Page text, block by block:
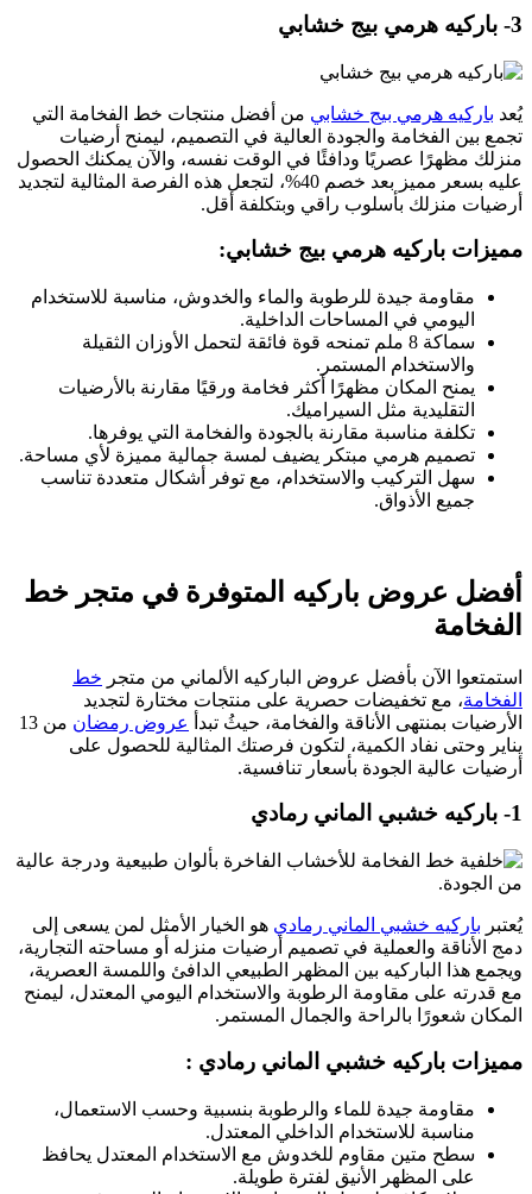
3- باركيه هرمي بيج خشابي
يُعد باركيه هرمي بيج خشابي من أفضل منتجات خط الفخامة التي
تجمع بين الفخامة والجودة العالية في التصميم، ليمنح أرضيات
منزلك مظهرًا عصريًا ودافئًا في الوقت نفسه، والآن يمكنك الحصول
عليه بسعر مميز بعد خصم 40%، لتجعل هذه الفرصة المثالية لتجديد
أرضيات منزلك بأسلوب راقي وبتكلفة أقل.
مميزات باركيه هرمي بيج خشابي:
مقاومة جيدة للرطوبة والماء والخدوش، مناسبة للاستخدام
اليومي في المساحات الداخلية.
سماكة 8 ملم تمنحه قوة فائقة لتحمل الأوزان الثقيلة
والاستخدام المستمر.
يمنح المكان مظهرًا أكثر فخامة ورقيًا مقارنة بالأرضيات
التقليدية مثل السيراميك.
تكلفة مناسبة مقارنة بالجودة والفخامة التي يوفرها.
تصميم هرمي مبتكر يضيف لمسة جمالية مميزة لأي مساحة.
سهل التركيب والاستخدام، مع توفر أشكال متعددة تناسب
جميع الأذواق.
أفضل عروض باركيه المتوفرة في متجر خط
الفخامة
استمتعوا الآن بأفضل عروض الباركيه الألماني من متجر خط
الفخامة، مع تخفيضات حصرية على منتجات مختارة لتجديد
الأرضيات بمنتهى الأناقة والفخامة، حيثُ تبدأ
عروض رمضان
من 13
يناير وحتى نفاد الكمية، لتكون فرصتك المثالية للحصول على
أرضيات عالية الجودة بأسعار تنافسية.
1- باركيه خشبي الماني رمادي
يُعتبر باركيه خشبي الماني رمادي هو الخيار الأمثل لمن يسعى إلى
دمج الأناقة والعملية في تصميم أرضيات منزله أو مساحته التجارية،
ويجمع هذا الباركيه بين المظهر الطبيعي الدافئ واللمسة العصرية،
مع قدرته على مقاومة الرطوبة والاستخدام اليومي المعتدل، ليمنح
المكان شعورًا بالراحة والجمال المستمر.
مميزات باركيه خشبي الماني رمادي :
مقاومة جيدة للماء والرطوبة بنسبية وحسب الاستعمال،
مناسبة للاستخدام الداخلي المعتدل.
سطح متين مقاوم للخدوش مع الاستخدام المعتدل يحافظ
على المظهر الأنيق لفترة طويلة.